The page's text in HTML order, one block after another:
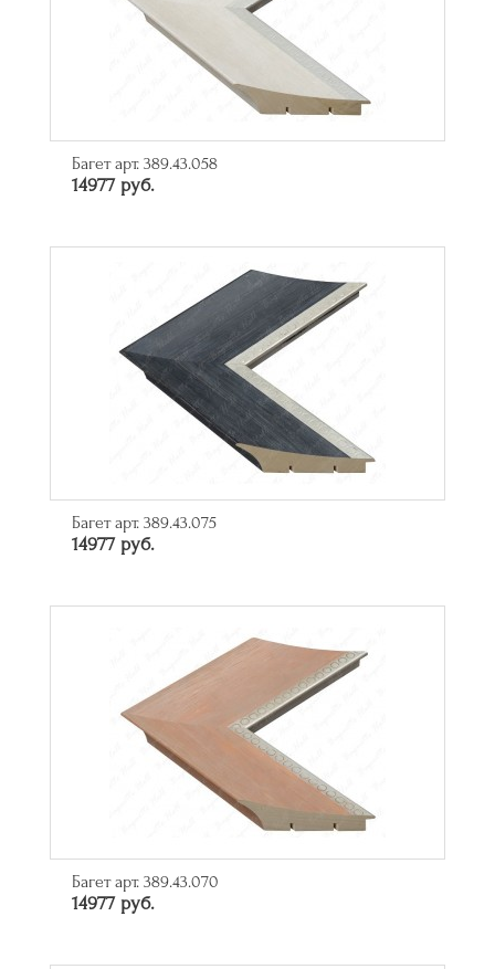
Багет арт. 389.43.058
14977 руб.
Багет арт. 389.43.075
14977 руб.
Багет арт. 389.43.070
14977 руб.